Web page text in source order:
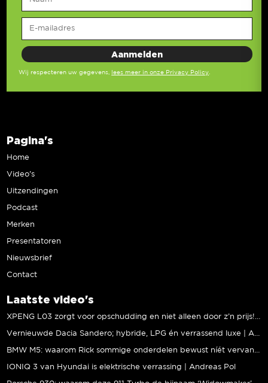
Wij respecteren uw gegevens, lees meer in onze Privacy Policy
Pagina's
Home
Video’s
Uitzendingen
Podcast
Merken
Presentatoren
Nieuwsbrief
Contact
Laatste video's
IONIQ 3 van Hyundai is elektrische verrassing | Andreas Pol